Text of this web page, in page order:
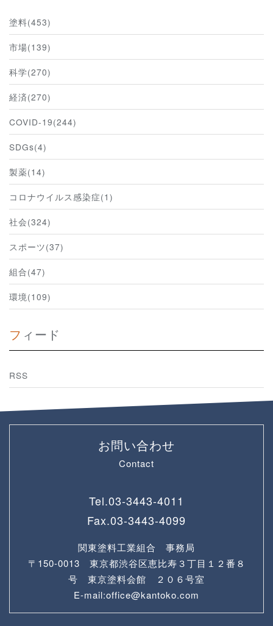
塗料(453)
市場(139)
科学(270)
経済(270)
COVID-19(244)
SDGs(4)
製薬(14)
コロナウイルス感染症(1)
社会(324)
スポーツ(37)
組合(47)
環境(109)
フィード
RSS
お問い合わせ
Contact
Tel.03-3443-4011
Fax.03-3443-4099
関東塗料工業組合 事務局
〒150-0013 東京都渋谷区恵比寿３丁目１２番８
号 東京塗料会館 ２０６号室
E-mail:office@kantoko.com